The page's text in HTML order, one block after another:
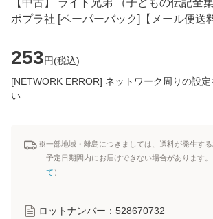
【中古】 ライト兄弟 （子どもの伝記全
ポプラ社 [ペーパーバック]【メール便送
253円(税込)
[NETWORK ERROR] ネットワーク周りの設
い
※一部地域・離島につきましては、送料が発生す
予定日期間内にお届けできない場合があります。
て ）
ロットナンバー： 528670732